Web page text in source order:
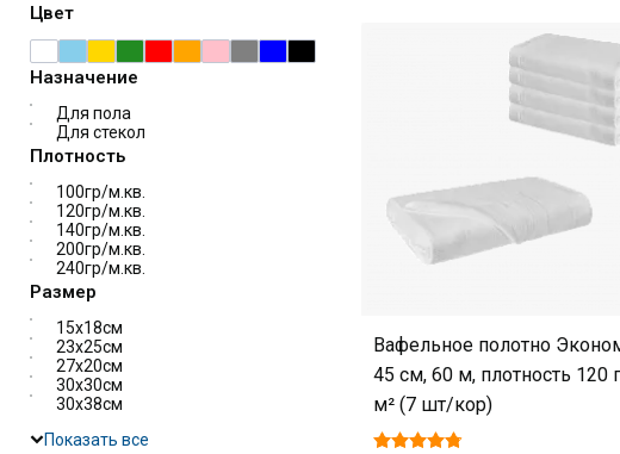
Цвет
Назначение
Для пола
Для стекол
Плотность
100гр/м.кв.
120гр/м.кв.
140гр/м.кв.
200гр/м.кв.
240гр/м.кв.
Размер
15х18см
23х25см
27х20см
30х30см
30х38см
Показать все
Вафельное полотно
45 см, 60 м, плотность 120
м² (7 шт/кор)